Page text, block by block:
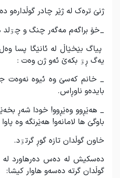
ژنێ ترەک لە ژێر چادر گوڵدارەو
_خۆ براگەم مەگەر چنگ و چۊلد
پیاگ بێخێاڵ لە ئانێگا پسا
یەگ ڕۊ بکەێ ئەو ژن وەت :
_ خانم کەسێ وە ئیوە نەوەت
بایدەو ناوڕاس.
_ هەێڕوو وەێڕوو! خودا شەڕ
باوگێ ها لامانەو! هەێرنگە وە
خاون گوڵدان تازە گوڕ گرتۊد.
دەسکیش لە دەس دەرهاورد لە
گوڵدان گرتە دەسەو هاوار کیشا: